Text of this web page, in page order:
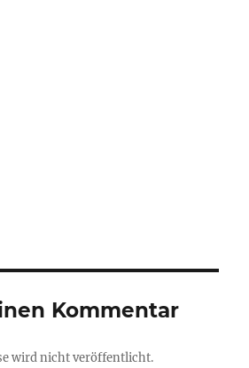
Kommentar
wird nicht veröffentlicht.